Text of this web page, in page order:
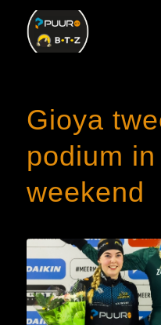
Gioya
podium
weekend